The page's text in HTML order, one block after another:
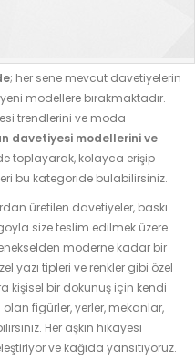
; her sene mevcut davetiyelerin
modellere bırakmaktadır.
trendlerini ve moda
davetiyesi modellerini ve
toplayarak, kolayca erişip
bu kategoride bulabilirsiniz.
üretilen davetiyeler, baskı
size teslim edilmek üzere
moderne kadar bir
yazı tipleri ve renkler gibi özel
kişisel bir dokunuş için kendi
olan figürler, yerler, mekanlar,
Her aşkın hikayesi
ve kağıda yansıtıyoruz.